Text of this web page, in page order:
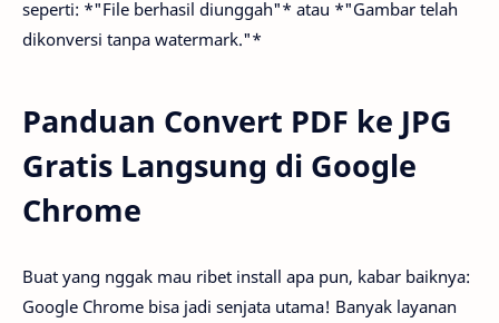
seperti: *"File berhasil diunggah"* atau *"Gambar telah
dikonversi tanpa watermark."*
Panduan Convert PDF ke JPG
Gratis Langsung di Google
Chrome
Buat yang nggak mau ribet install apa pun, kabar baiknya:
Google Chrome bisa jadi senjata utama! Banyak layanan